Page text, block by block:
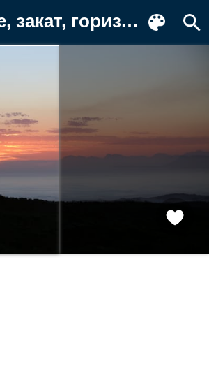
горизонт Обои для телефона